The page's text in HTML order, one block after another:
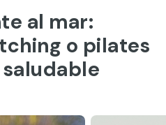
al mar:
o pilates